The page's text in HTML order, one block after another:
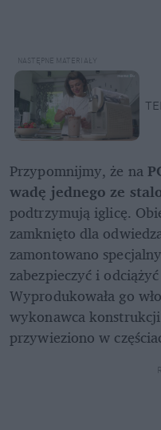
Przypomnijmy, że na
wadę jednego ze
podtrzymują iglicę.
zamknięto dla
zamontowano specjalny
zabezpieczyć i
Wyprodukowała go
wykonawca
przywieziono w